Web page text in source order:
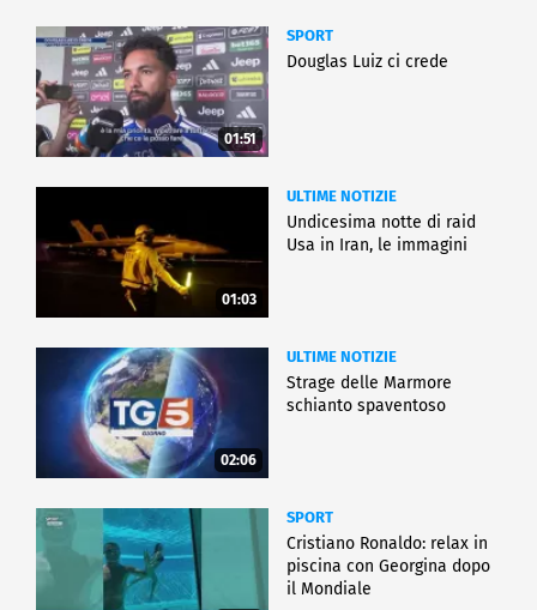
01:51
SPORT
Douglas Luiz ci crede
01:03
ULTIME NOTIZIE
Undicesima notte di raid
Usa in Iran, le immagini
02:06
ULTIME NOTIZIE
Strage delle Marmore
schianto spaventoso
SPORT
Cristiano Ronaldo: relax in
piscina con Georgina dopo
il Mondiale